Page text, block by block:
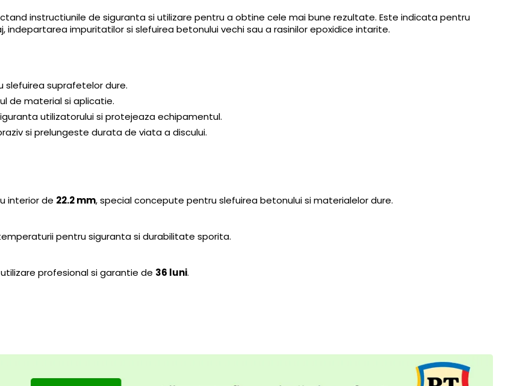
instructiunile de siguranta si utilizare pentru a obtine cele mai bune rezultate. Este indicata pentru
impuritatilor si slefuirea betonului vechi sau a rasinilor epoxidice intarite.
suprafetelor dure.
de material si aplicatie.
utilizatorului si protejeaza echipamentul.
si prelungeste durata de viata a discului.
interior de 22.2 mm, special concepute pentru slefuirea betonului si materialelor dure.
pentru siguranta si durabilitate sporita.
profesional si garantie de 36 luni.